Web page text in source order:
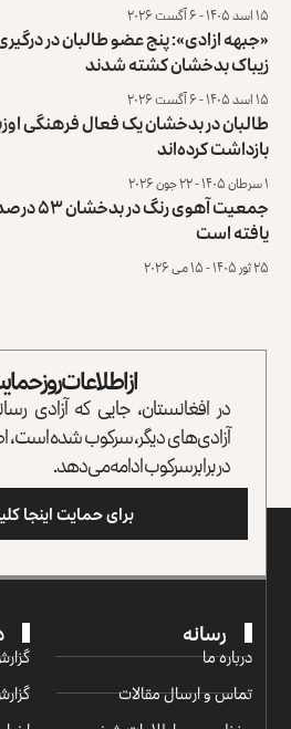
۱۵ اسد ۱۴۰۵ - ۶ آگست ۲۰۲۶
«جبهه ازادی»: پنج عضو طالبان در
زیباک بدخشان کشته شدند
۱۵ اسد ۱۴۰۵ - ۶ آگست ۲۰۲۶
طالبان در بدخشان یک فعال فرهنگی
بازداشت کرده‌اند
۱ سرطان ۱۴۰۵ - ۲۲ جون ۲۰۲۶
جمعیت آهوی
یافته است
۲۵ ثور ۱۴۰۵ - ۱۵ می ۲۰۲۶
از اطلاعات روز
در افغانستان، جایی که آزادی
آزادی‌های دیگر، سرکوب شده است،
در برابر سرکوب ادامه می‌دهد.
برای حمایت اینجا
رسانه
درباره ما
تماس و ارسال مقالات